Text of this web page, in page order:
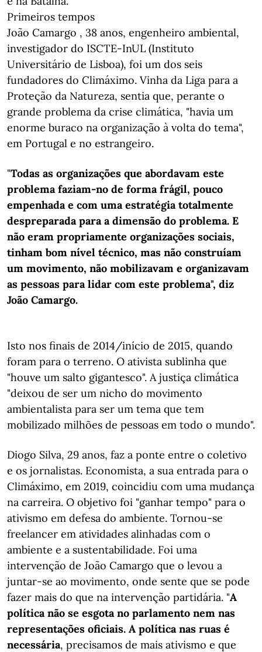
Primeiros tempos
João Camargo , 38 anos, engenheiro ambiental,
investigador do ISCTE-InUL (Instituto
Universitário de Lisboa), foi um dos seis
fundadores do Climáximo. Vinha da Liga para a
Proteção da Natureza, sentia que, perante o
grande problema da crise climática, "havia um
enorme buraco na organização à volta do tema",
em Portugal e no estrangeiro.
"Todas as organizações que abordavam este
problema faziam-no de forma frágil, pouco
empenhada e com uma estratégia totalmente
despreparada para a dimensão do problema. E
não eram propriamente organizações sociais,
tinham bom nível técnico, mas não construíam
um movimento, não mobilizavam e organizavam
as pessoas para lidar com este problema", diz
João Camargo.
Isto nos finais de 2014/início de 2015, quando
foram para o terreno. O ativista sublinha que
"houve um salto gigantesco". A justiça climática
"deixou de ser um nicho do movimento
ambientalista para ser um tema que tem
mobilizado milhões de pessoas em todo o mundo".
Diogo Silva, 29 anos, faz a ponte entre o coletivo
e os jornalistas. Economista, a sua entrada para o
Climáximo, em 2019, coincidiu com uma mudança
na carreira. O objetivo foi "ganhar tempo" para o
ativismo em defesa do ambiente. Tornou-se
freelancer em atividades alinhadas com o
ambiente e a sustentabilidade. Foi uma
intervenção de João Camargo que o levou a
juntar-se ao movimento, onde sente que se pode
fazer mais do que na intervenção partidária. "A
política não se esgota no parlamento nem nas
representações oficiais. A política nas ruas é
necessária, precisamos de mais ativismo e que